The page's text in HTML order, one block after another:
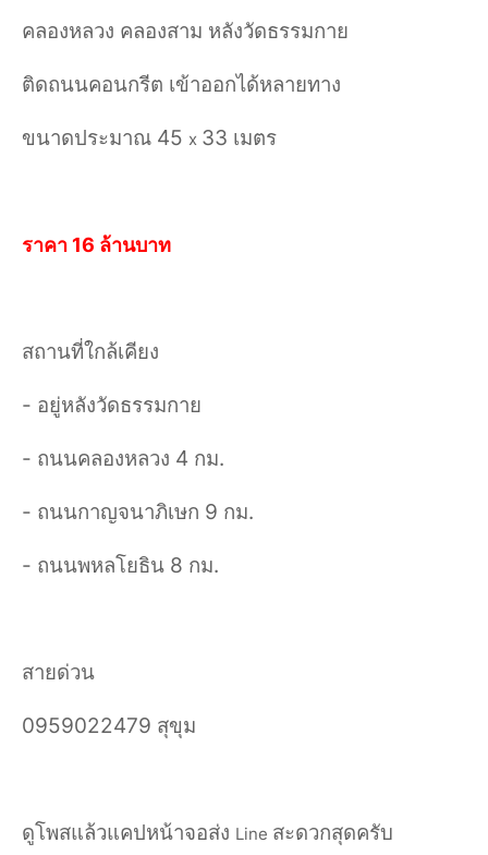
คลองหลวง คลองสาม หลังวัดธรรมกาย
ติดถนนคอนกรีต เข้าออกได้หลายทาง
ขนาดประมาณ 45 x 33 เมตร
ราคา 16 ล้านบาท
สถานที่ใกล้เคียง
- อยู่หลังวัดธรรมกาย
- ถนนคลองหลวง 4 กม.
- ถนนกาญจนาภิเษก 9 กม.
- ถนนพหลโยธิน 8 กม.
สายด่วน
0959022479 สุขุม
ดูโพสแล้วแคปหน้าจอส่ง Line สะดวกสุดครับ